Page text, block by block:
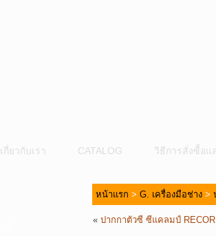
เกี่ยวกับเรา CATALOG วิธีการสั่งซื้อแ
หน้าแรก > G. เครื่องมือช่าง >
« ปากกาตัวซี ซีแคลมป์